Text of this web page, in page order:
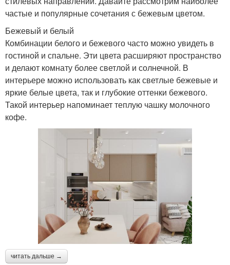
частые и популярные сочетания с бежевым цветом.
Бежевый и белый
Комбинации белого и бежевого часто можно увидеть в
гостиной и спальне. Эти цвета расширяют пространство
и делают комнату более светлой и солнечной. В
интерьере можно использовать как светлые бежевые и
яркие белые цвета, так и глубокие оттенки бежевого.
Такой интерьер напоминает теплую чашку молочного
кофе.
читать дальше →